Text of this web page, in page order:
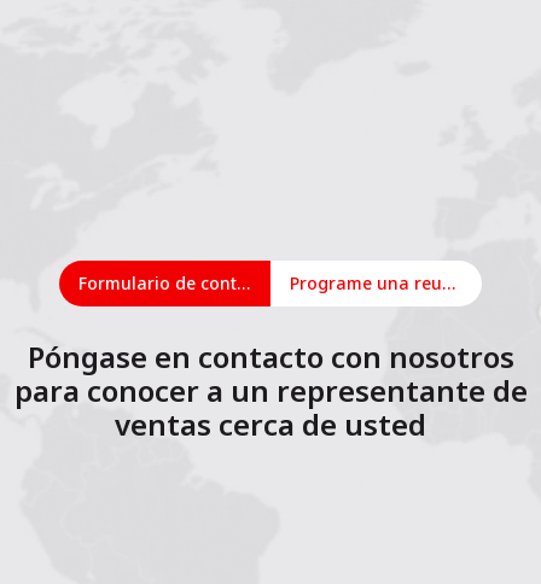
Formulario de contacto Programe una reunión en línea
Póngase en contacto con nosotros
para conocer a un representante de
ventas cerca de usted